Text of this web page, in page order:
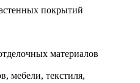
покрытий
материалов
мебели, текстиля,